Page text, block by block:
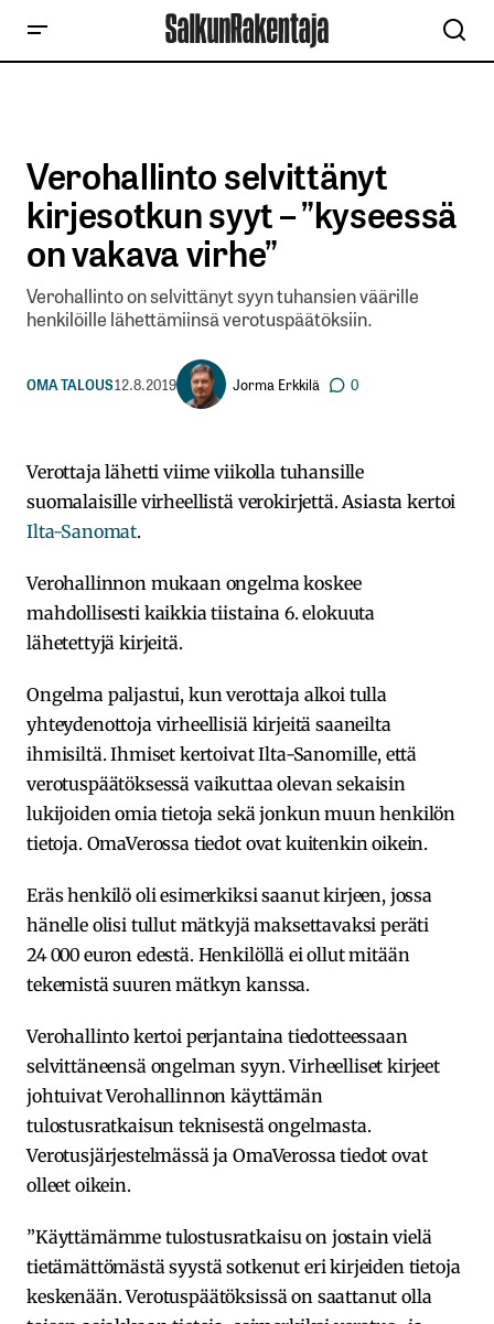
Verohallinto selvittänyt
kirjesotkun syyt – ”kyseessä
on vakava virhe”
Verohallinto on selvittänyt syyn tuhansien väärille
henkilöille lähettämiinsä verotuspäätöksiin.
OMA TALOUS12.8.2019 Jorma Erkkilä 0
Verottaja lähetti viime viikolla tuhansille
suomalaisille virheellistä verokirjettä. Asiasta kertoi
Ilta-Sanomat.
Verohallinnon mukaan ongelma koskee
mahdollisesti kaikkia tiistaina 6. elokuuta
lähetettyjä kirjeitä.
Ongelma paljastui, kun verottaja alkoi tulla
yhteydenottoja virheellisiä kirjeitä saaneilta
ihmisiltä. Ihmiset kertoivat Ilta-Sanomille, että
verotuspäätöksessä vaikuttaa olevan sekaisin
lukijoiden omia tietoja sekä jonkun muun henkilön
tietoja. OmaVerossa tiedot ovat kuitenkin oikein.
Eräs henkilö oli esimerkiksi saanut kirjeen, jossa
hänelle olisi tullut mätkyjä maksettavaksi peräti
24 000 euron edestä. Henkilöllä ei ollut mitään
tekemistä suuren mätkyn kanssa.
Verohallinto kertoi perjantaina tiedotteessaan
selvittäneensä ongelman syyn. Virheelliset kirjeet
johtuivat Verohallinnon käyttämän
tulostusratkaisun teknisestä ongelmasta.
Verotusjärjestelmässä ja OmaVerossa tiedot ovat
olleet oikein.
”Käyttämämme tulostusratkaisu on jostain vielä
tietämättömästä syystä sotkenut eri kirjeiden tietoja
keskenään. Verotuspäätöksissä on saattanut olla